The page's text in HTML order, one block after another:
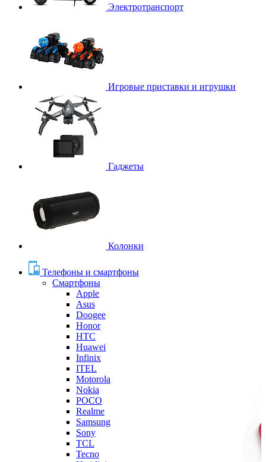
Электротранспорт
Игровые приставки и игрушки
Гаджеты
Колонки
Телефоны и смартфоны
Смартфоны
Apple
Asus
Doogee
Honor
HTC
Huawei
Infinix
ITEL
Motorola
Nokia
POCO
Realme
Samsung
Sony
TCL
Tecno